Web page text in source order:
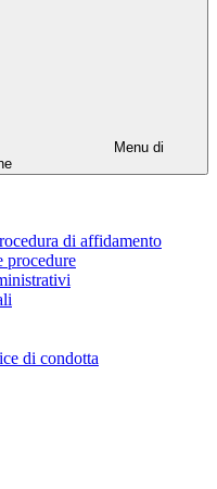
Menu di
di affidamento
procedure
di condotta